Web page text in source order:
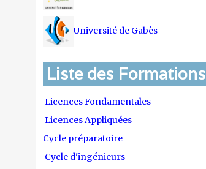
Université de Gabès
Liste des Formations
Licences Fondamentales
Licences Appliquées
Cycle préparatoire
Cycle d'ingénieurs